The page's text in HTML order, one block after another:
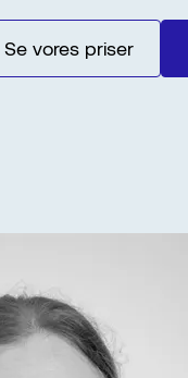
Se vores priser